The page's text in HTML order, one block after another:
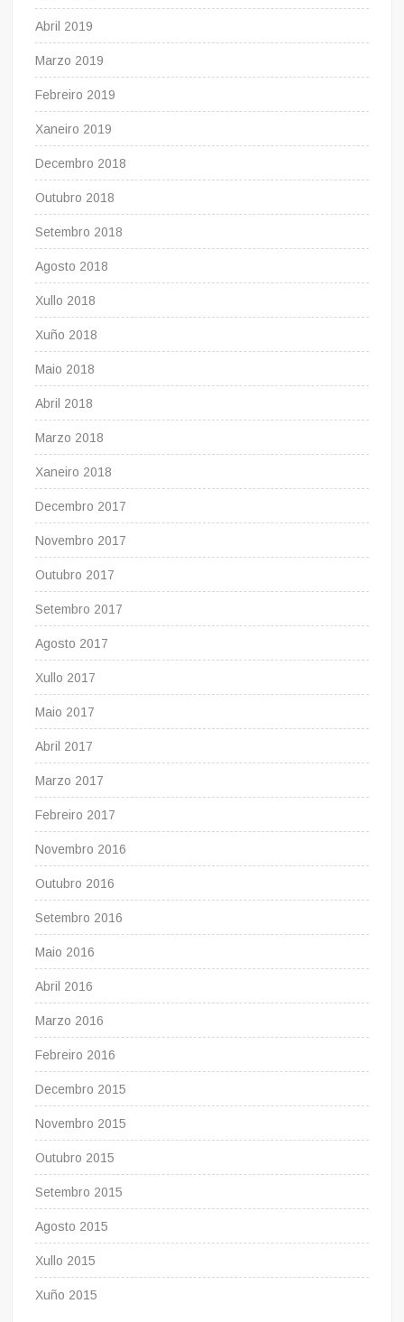
Abril 2019
Marzo 2019
Febreiro 2019
Xaneiro 2019
Decembro 2018
Outubro 2018
Setembro 2018
Agosto 2018
Xullo 2018
Xuño 2018
Maio 2018
Abril 2018
Marzo 2018
Xaneiro 2018
Decembro 2017
Novembro 2017
Outubro 2017
Setembro 2017
Agosto 2017
Xullo 2017
Maio 2017
Abril 2017
Marzo 2017
Febreiro 2017
Novembro 2016
Outubro 2016
Setembro 2016
Maio 2016
Abril 2016
Marzo 2016
Febreiro 2016
Decembro 2015
Novembro 2015
Outubro 2015
Setembro 2015
Agosto 2015
Xullo 2015
Xuño 2015